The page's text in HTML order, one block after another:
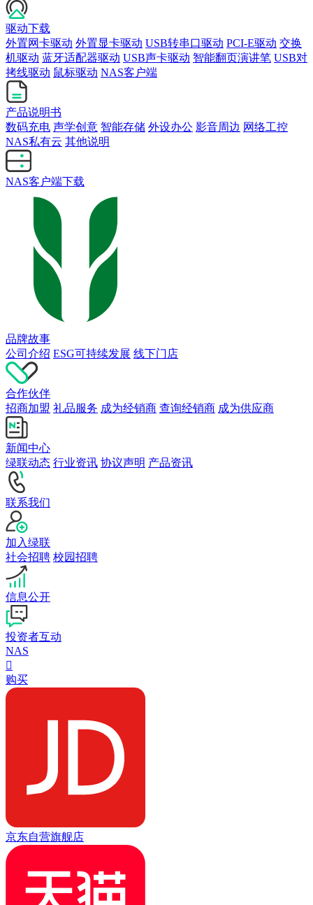
驱动下载
外置网卡驱动 外置显卡驱动 USB转串口驱动 PCI-E驱动 交换
机驱动 蓝牙适配器驱动 USB声卡驱动 智能翻页演讲笔 USB对
拷线驱动 鼠标驱动 NAS客户端
产品说明书
数码充电 声学创意 智能存储 外设办公 影音周边 网络工控
NAS私有云 其他说明
NAS客户端下载
品牌故事
公司介绍 ESG可持续发展 线下门店
合作伙伴
招商加盟 礼品服务 成为经销商 查询经销商 成为供应商
新闻中心
绿联动态 行业资讯 协议声明 产品资讯
联系我们
加入绿联
社会招聘 校园招聘
信息公开
投资者互动
NAS

购买
京东自营旗舰店